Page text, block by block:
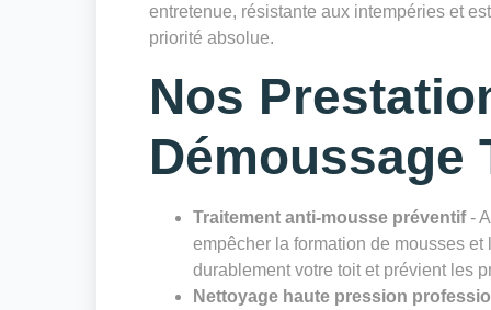
entretenue, résistante aux intempéries et
priorité absolue.
Nos
Démoussage
Traitement anti-mousse préventif-
empêcher la formation de mousses
durablement votre toit et prévient les
Nettoyage haute pression